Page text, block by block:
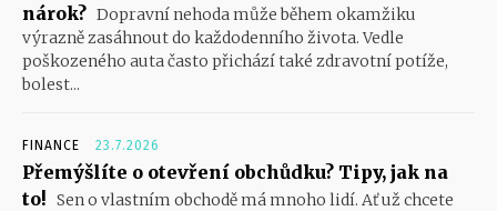
nárok? Dopravní nehoda může během okamžiku
výrazně zasáhnout do každodenního života. Vedle
poškozeného auta často přichází také zdravotní potíže,
bolest...
FINANCE 23.7.2026
Přemýšlíte o otevření obchůdku? Tipy, jak na
to! Sen o vlastním obchodě má mnoho lidí. Ať už chcete